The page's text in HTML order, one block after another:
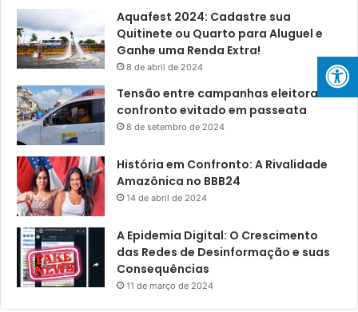
Aquafest 2024: Cadastre sua
Quitinete ou Quarto para Aluguel e
Ganhe uma Renda Extra!
8 de abril de 2024
Tensão entre campanhas eleitorais:
confronto evitado em passeata
8 de setembro de 2024
História em Confronto: A Rivalidade
Amazônica no BBB24
14 de abril de 2024
A Epidemia Digital: O Crescimento
das Redes de Desinformação e suas
Consequências
11 de março de 2024